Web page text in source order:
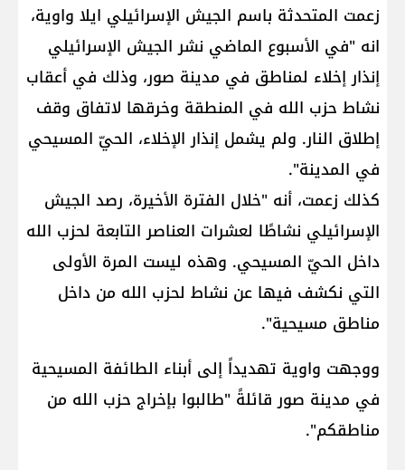
زعمت المتحدثة باسم الجيش الإسرائيلي ايلا واوية،
انه "في الأسبوع الماضي نشر الجيش الإسرائيلي
إنذار إخلاء لمناطق في مدينة صور، وذلك في أعقاب
نشاط ​حزب الله​ في المنطقة وخرقها لاتفاق وقف
إطلاق النار. ولم يشمل إنذار الإخلاء، الحيّ المسيحي
في المدينة".
كذلك زعمت، أنه "خلال الفترة الأخيرة، رصد الجيش
الإسرائيلي نشاطًا لعشرات العناصر التابعة لحزب الله
داخل الحيّ المسيحي. وهذه ليست المرة الأولى
التي نكشف فيها عن نشاط لحزب الله من داخل
مناطق مسيحية".
ووجهت واوية تهديداً إلى أبناء الطائفة المسيحية
في مدينة صور قائلةً "طالبوا بإخراج حزب الله من
مناطقكم".